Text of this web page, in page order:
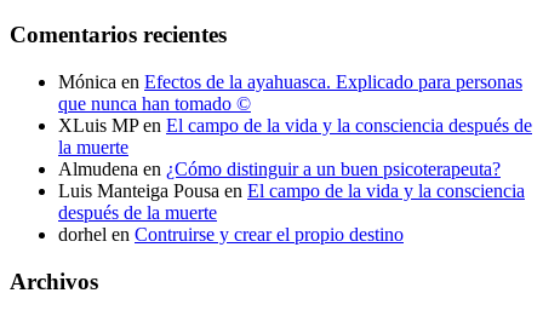
Comentarios recientes
Mónica en Efectos de la ayahuasca. Explicado para personas
que nunca han tomado ©
XLuis MPen El campo de la vida y la consciencia después de
la muerte
Almudena en ¿Cómo distinguir a un buen psicoterapeuta?
Luis Manteiga Pousa en El campo de la vida y la consciencia
después de la muerte
dorhel en Contruirse y crear el propio destino
Archivos